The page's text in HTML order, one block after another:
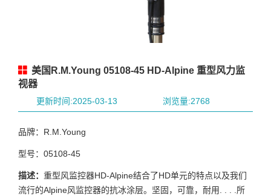
美国R.M.Young 05108-45 HD-Alpine 重型风力监
视器
更新时间:2025-03-13 浏览量:2768
品牌：R.M.Young
型号：05108-45
描述： 重型风监控器HD-Alpine结合了HD单元的特点以及我们
流行的Alpine风监控器的抗冰涂层。坚固，可靠，耐用. . . .所